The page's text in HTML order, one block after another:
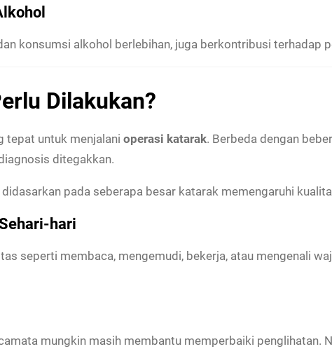
konsumsi alkohol berlebihan, juga berkontribusi terhadap
Dilakukan?
tepat untuk menjalani operasi katarak. Berbeda dengan
ditegakkan.
pada seberapa besar katarak memengaruhi
hari
seperti membaca, mengemudi, bekerja, atau mengenali
mungkin masih membantu memperbaiki penglihatan.